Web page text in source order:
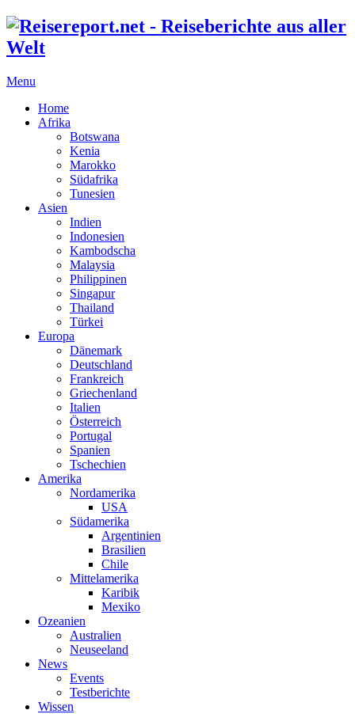
Menu
Home
Afrika
Botswana
Kenia
Marokko
Südafrika
Tunesien
Asien
Indien
Indonesien
Kambodscha
Malaysia
Philippinen
Singapur
Thailand
Türkei
Europa
Dänemark
Deutschland
Frankreich
Griechenland
Italien
Österreich
Portugal
Spanien
Tschechien
Amerika
Nordamerika
USA
Südamerika
Argentinien
Brasilien
Chile
Mittelamerika
Karibik
Mexiko
Ozeanien
Australien
Neuseeland
News
Events
Testberichte
Wissen